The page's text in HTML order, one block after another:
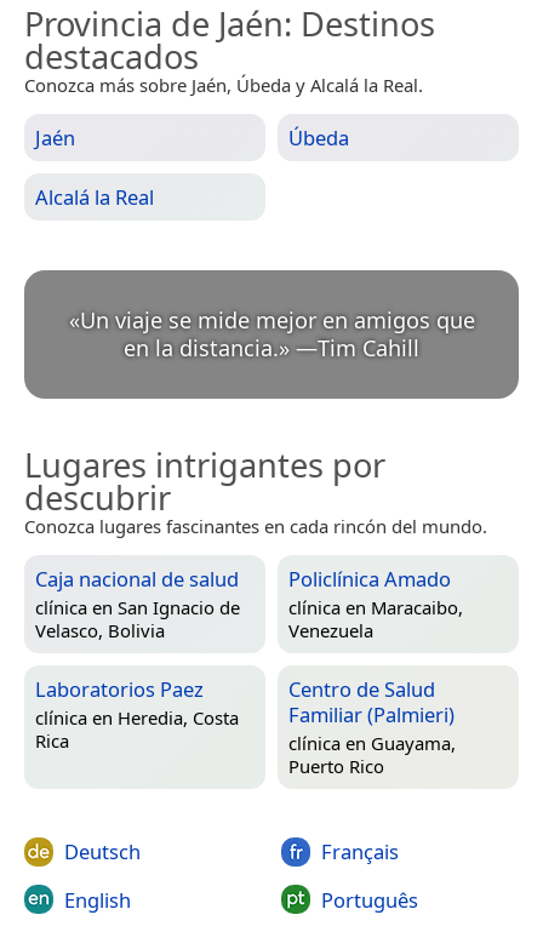
Provincia de Jaén: Destinos
destacados
Conozca más sobre Jaén, Úbeda y Alcalá la Real.
Jaén Úbeda
Alcalá la Real
«Un viaje se mide mejor en amigos que
en la distancia.» —Tim Cahill
Lugares intrigantes por
descubrir
Conozca lugares fascinantes en cada rincón del mundo.
Caja nacional de salud
clínica en San Ignacio de
Velasco, Bolivia
Policlínica Amado
clínica en Maracaibo,
Venezuela
Laboratorios Paez
clínica en Heredia, Costa
Rica
Centro de Salud
Familiar (Palmieri)
clínica en Guayama,
Puerto Rico
Deutsch
English
Français
Português